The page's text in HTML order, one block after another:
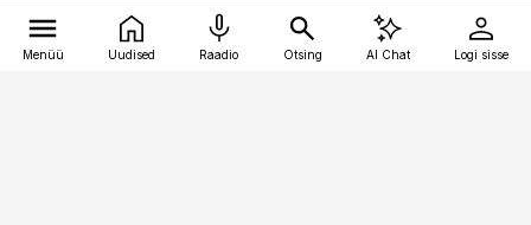
Menüü Uudised Raadio Otsing AI Chat Logi sisse